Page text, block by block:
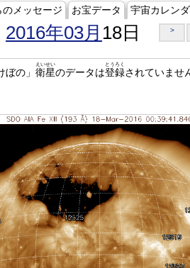
のメッセージ お宝データ 宇宙カレン
2016年03月 18日 >
ぼの」 衛星
えいせい
のデータは登録
とうろく
されていませ